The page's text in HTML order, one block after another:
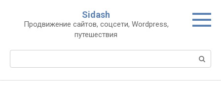
контенту
Sidash
Продвижение сайтов, соцсети, Wordpress,
путешествия